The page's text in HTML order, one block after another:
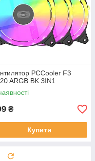
PCCooler F3
ARGB BK 3IN1
₴
Купити